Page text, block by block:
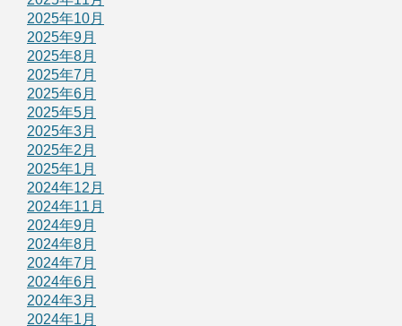
2025年10月
2025年9月
2025年8月
2025年7月
2025年6月
2025年5月
2025年3月
2025年2月
2025年1月
2024年12月
2024年11月
2024年9月
2024年8月
2024年7月
2024年6月
2024年3月
2024年1月